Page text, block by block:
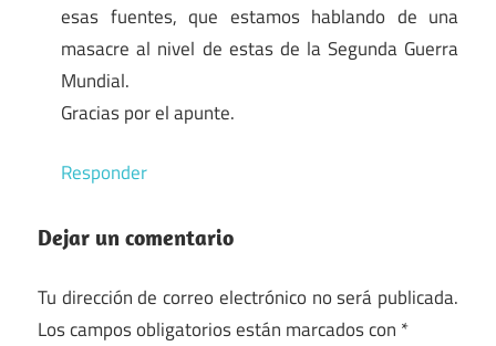
esas fuentes, que estamos hablando de una
masacre al nivel de estas de la Segunda Guerra
Mundial.
Gracias por el apunte.
Responder
Dejar un comentario
Tu dirección de correo electrónico no será publicada.
Los campos obligatorios están marcados con *